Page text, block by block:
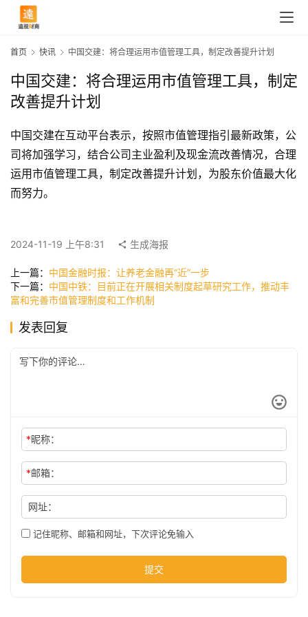
快
讯
司
首页 快讯 中国交建：将合理运用市值管理工具，制定改善提升计划
中国交建：将合理运用市值管理工具，制定
改善提升计划
中国交建在互动平台表示，按照市值管理指引最新政策，公
司将加强学习，结合公司主业盈利及现金流改善情况，合理
运用市值管理工具，制定改善提升计划，为股东价值最大化
而努力。
2024-11-19 上午8:31 生成海报
上一篇： 中国金融时报：让养老金融再“近”一步
下一篇： 中国中铁：目前正在开展相关制度起草研究工作，推动丰
富和完善市值管理制度和工作机制
发表回复
*昵称：
*邮箱：
网址：
记住昵称、邮箱和网址，下次评论免输入
提交